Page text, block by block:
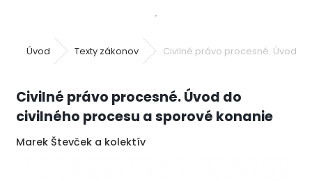
Úvod Texty zákonov Civilné právo procesné. Úvod
Civilné právo procesné. Úvod do
civilného procesu a sporové konanie
Marek Števček a kolektív